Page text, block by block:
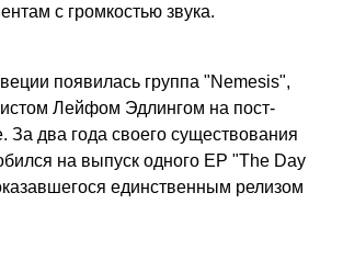
с громкостью звука.
появилась группа "Nemesis",
Лейфом Эдлингом на пост-
За два года своего существования
на выпуск одного EP "The Day
единственным релизом